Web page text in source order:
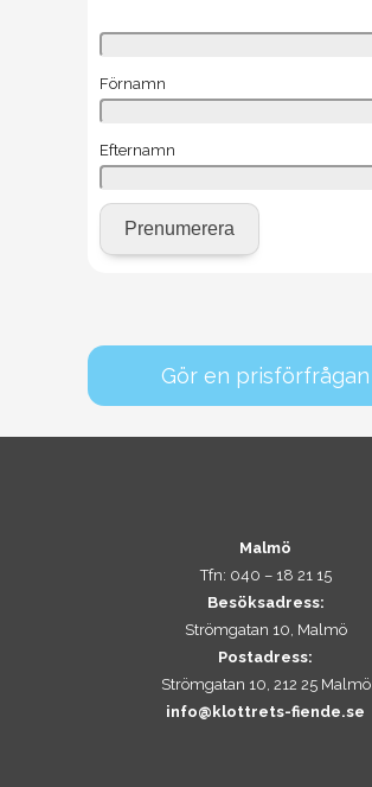
Förnamn
Efternamn
Gör en prisförfrågan
Malmö
Tfn: 040 – 18 21 15
Besöksadress:
Strömgatan 10, Malmö
Postadress:
Strömgatan 10, 212 25 Malmö
info@klottrets-fiende.se